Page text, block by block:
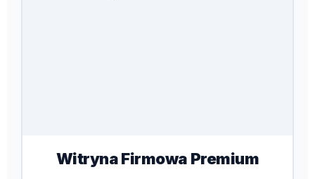
Witryna Firmowa Premium